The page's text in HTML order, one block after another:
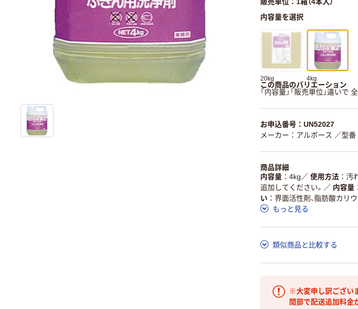
販売単位：1箱（4本入）
内容量を選択
20kg 4kg
この商品のバリエーション
「内容量」「販売単位」違いで
お申込番号：UN52027
メーカー：アルボース ／型
商品詳細
内容量
4kg ／ 使用方法
汚
追加してください。 ／ 内容量
い
界面活性剤、脂肪酸カリ
もっと見る
類似商品と比較する
※大変申し訳ござい
間部で配送追加料金